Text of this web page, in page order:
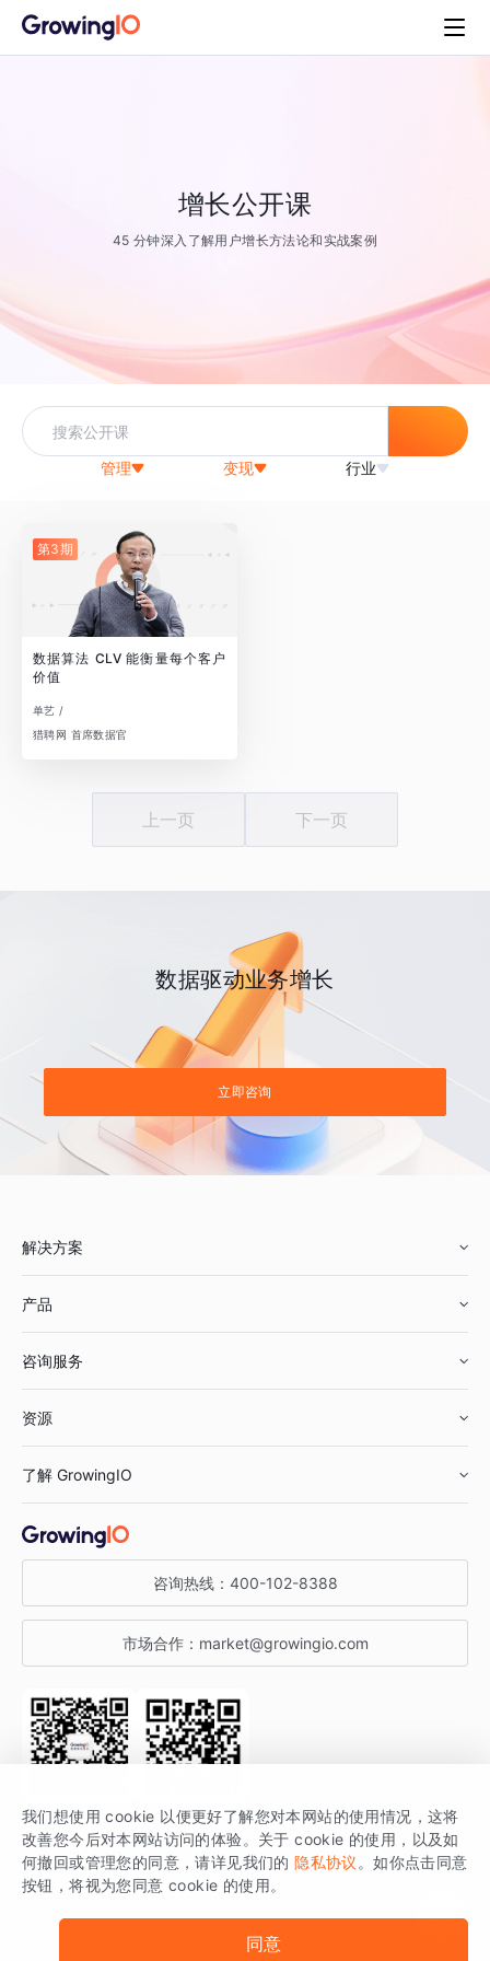
增长公开课
45 分钟深入了解用户增长方法论和实战案例
管理 变现 行业
第3期
数据算法 CLV 能衡量每个客户
价值
单艺 /
猎聘网 首席数据官
上一页 下一页
数据驱动业务增长
立即咨询
解决方案
鞋服行业
汽车行业
金融行业
产品
智能运营
获客分析
咨询服务
资源
增长公开课
增长博客
开发者文档
SDK 文档
场景指南
了解 GrowingIO
关于 GrowingIO
增长大会
行业活动
咨询热线： 400-102-8388
市场合作： market@growingio.com
关注公众号 获取更多干货
GrowingIO 是专注于数据智能分析与增长的品牌，核心平台为 GrowingIO
分析云。
版权所有 © 北京易数科技有限公司
我们想使用 cookie 以便更好了解您对本网站的使用情况，这将
改善您今后对本网站访问的体验。关于 cookie 的使用，以及如
何撤回或管理您的同意，请详见我们的 隐私协议 。如你点击同意
按钮，将视为您同意 cookie 的使用。
同意